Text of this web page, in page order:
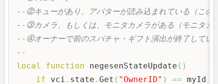
--⓶キューがあり、アバターが読み込まれている（この
--⓷カメラ、もしくは、モニタカメラがある（モニタカ
--⓸オーナーで前のスパチャ・ギフト演出が終了してい
--
local
function negesenStateUpdate ( )
if vci . state . Get ( "OwnerID" ) == myId